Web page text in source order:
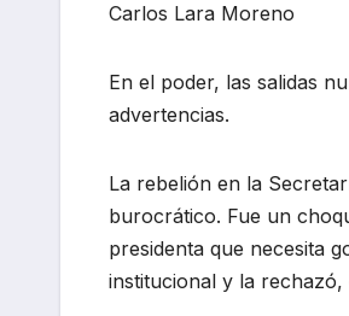
Carlos Lara Moreno
En el poder, las salidas
advertencias.
La rebelión en la
burocrático. Fue un
presidenta que necesita
institucional y la